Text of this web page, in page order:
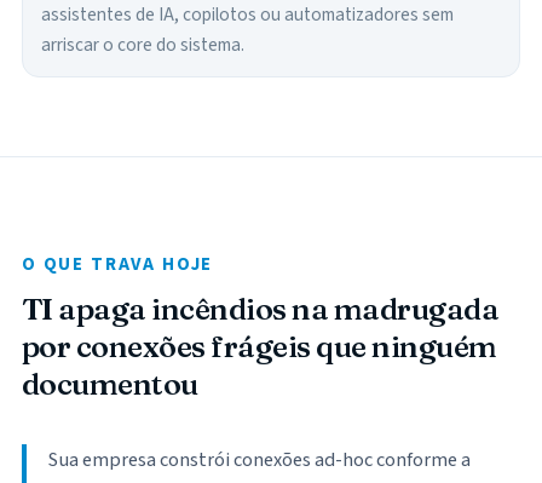
assistentes de IA, copilotos ou automatizadores sem
arriscar o core do sistema.
O QUE TRAVA HOJE
TI apaga incêndios na madrugada
por conexões frágeis que ninguém
documentou
Sua empresa constrói conexões ad-hoc conforme a